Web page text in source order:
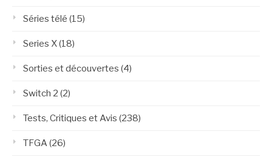
Séries télé (15)
Series X(18)
Sorties et découvertes (4)
Switch 2 (2)
Tests, Critiques et Avis (238)
TFGA(26)